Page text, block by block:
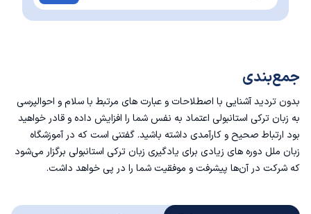
جمع‌بندی
بدون تردید آشنایی با اصطلاحات و عبارت های مرتبط با سلام و احوالپرسی
به زبان ترکی استانبولی اعتماد به نفس شما را افزایش داده و قادر خواهید
بود ارتباط صحیح و کارآمدی داشته باشید. گفتنی است که درآموزشگاه
زبان ملل دوره های زیادی برای یادگیری زبان ترکی استانبولی برگزار می‌شود
که شرکت در آن‌ها پیشرفت و موفقیت شما را در پی خواهد داشت.